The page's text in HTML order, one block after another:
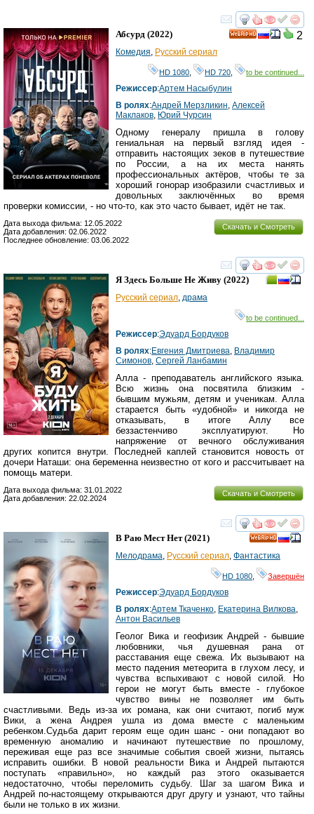
смотреть
2
Абсурд (2022)
Комедия, Русский сериал
HD 1080 HD 720 to be continued...
Режиссер:Артем Насыбулин
В ролях:Андрей Мерзликин, Алексей
Маклаков, Юрий Чурсин
Одному генералу пришла в голову
гениальная на первый взгляд идея -
отправить настоящих зеков в путешествие
по России, а на их места нанять
профессиональных актёров, чтобы те за
хороший гонорар изобразили счастливых и
довольных заключённых во время
проверки комиссии, - но что-то, как это часто бывает, идёт не так.
Скачать и Смотреть
Дата выхода фильма: 12.05.2022
Дата добавления: 02.06.2022
Последнее обновление: 03.06.2022
смотреть
Я Здесь Больше Не Живу (2022)
Русский сериал, драма
to be continued...
Режиссер:Эдуард Бордуков
В ролях:Евгения Дмитриева, Владимир
Симонов, Сергей Ланбамин
Алла - преподаватель английского языка.
Всю жизнь она посвятила близким -
бывшим мужьям, детям и ученикам. Алла
старается быть «удобной» и никогда не
отказывать, в итоге Аллу все
беззастенчиво эксплуатируют. Но
напряжение от вечного обслуживания
других копится внутри. Последней каплей становится новость от
дочери Наташи: она беременна неизвестно от кого и рассчитывает на
помощь матери.
Скачать и Смотреть
Дата выхода фильма: 31.01.2022
Дата добавления: 22.02.2024
смотреть
В Раю Мест Нет(2021)
Мелодрама Русский сериал Фантастика
HD 1080 Завершён
Режиссер:Эдуард Бордуков
В ролях:Артем Ткаченко Екатерина Вилкова
Антон Васильев
Геолог Вика и геофизик Андрей - бывшие
любовники, чья душевная рана от
расставания еще свежа. Их вызывают на
место падения метеорита в глухом лесу, и
чувства вспыхивают с новой силой. Но
герои не могут быть вместе - глубокое
чувство вины не позволяет им быть
счастливыми. Ведь из-за их романа, как они считают, погиб муж
Вики, а жена Андрея ушла из дома вместе с маленьким
ребенком.Судьба дарит героям еще один шанс - они попадают во
временную аномалию и начинают путешествие по прошлому,
переживая еще раз все значимые события своей жизни, пытаясь
исправить ошибки. В новой реальности Вика и Андрей пытаются
поступать «правильно», но каждый раз этого оказывается
недостаточно, чтобы переломить судьбу. Шаг за шагом Вика и
Андрей по-настоящему открываются друг другу и узнают, что тайны
были не только в их жизни.